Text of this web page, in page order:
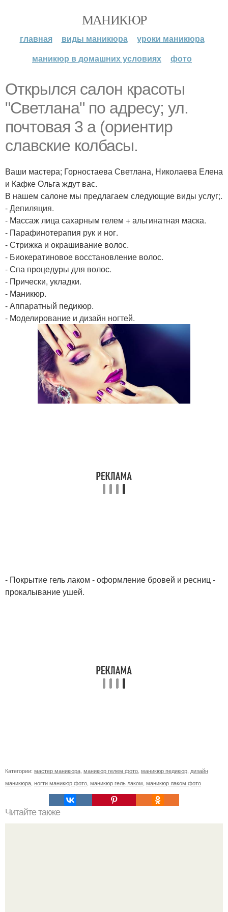
МАНИКЮР
главная виды маникюра
уроки маникюра
маникюр в домашних условиях
фото
Открылся салон красоты
"Светлана" по адресу; ул.
почтовая 3 а (ориентир
славские колбасы.
Ваши мастера; Горностаева Светлана, Николаева Елена
и Кафке Ольга ждут вас.
В нашем салоне мы предлагаем следующие виды услуг;.
- Депиляция.
- Массаж лица сахарным гелем + альгинатная маска.
- Парафинотерапия рук и ног.
- Стрижка и окрашивание волос.
- Биокератиновое восстановление волос.
- Спа процедуры для волос.
- Прически, укладки.
- Маникюр.
- Аппаратный педикюр.
- Моделирование и дизайн ногтей.
- Покрытие гель лаком - оформление бровей и ресниц -
прокалывание ушей.
Категории: мастер маникюра маникюр гелем фото маникюр педикюр дизайн
маникюра ногти маникюр фото маникюр гель лаком маникюр лаком фото
Читайте также